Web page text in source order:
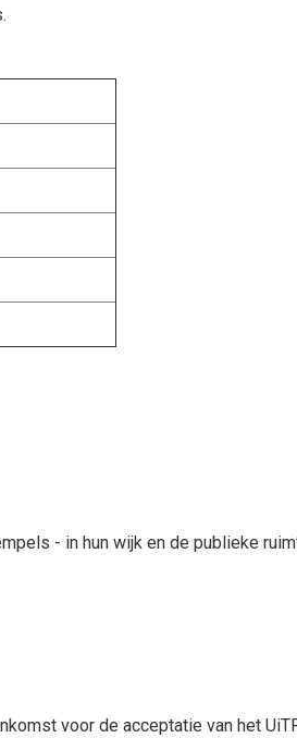
- in hun wijk en de publieke
voor de acceptatie van het